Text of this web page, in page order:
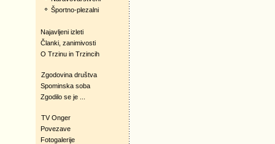
Športno-plezalni
Najavljeni izleti
Članki, zanimivosti
O Trzinu in Trzincih
Zgodovina društva
Spominska soba
Zgodilo se je ...
TV Onger
Povezave
Fotogalerije